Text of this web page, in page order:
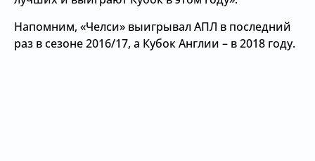
Напомним, «Челси» выигрывал АПЛ в последний
раз в сезоне 2016/17, а Кубок Англии – в 2018 году.